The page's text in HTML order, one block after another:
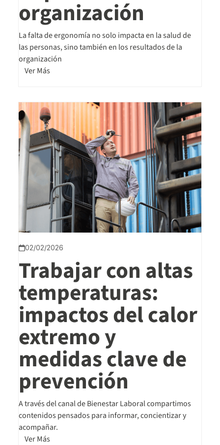
organización
La falta de ergonomía no solo impacta en la salud de
las personas, sino también en los resultados de la
organización
Ver Más
02/02/2026
Trabajar con altas
temperaturas:
impactos del calor
extremo y
medidas clave de
prevención
A través del canal de Bienestar Laboral compartimos
contenidos pensados para informar, concientizar y
acompañar.
Ver Más